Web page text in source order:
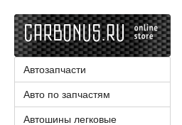
Автозапчасти
Авто по запчастям
Автошины легковые